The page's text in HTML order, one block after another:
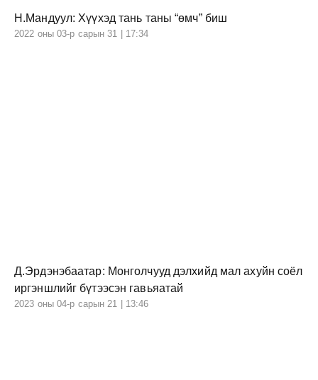
Н.Мандуул: Хүүхэд тань таны “өмч” биш
2022 оны 03-р сарын 31 | 17:34
Д.Эрдэнэбаатар: Монголчууд дэлхийд мал ахуйн соёл
иргэншлийг бүтээсэн гавьяатай
2023 оны 04-р сарын 21 | 13:46